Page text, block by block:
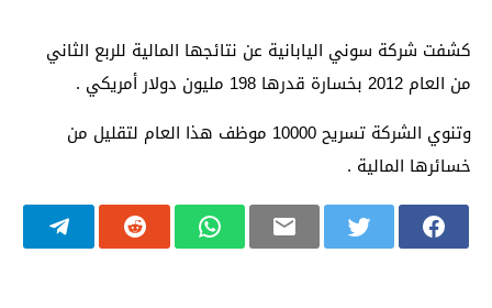
كشفت شركة سوني اليابانية عن نتائجها المالية للربع الثاني
من العام 2012 بخسارة قدرها 198 مليون دولار أمريكي .
وتنوي الشركة تسريح 10000 موظف هذا العام لتقليل من
خسائرها المالية .